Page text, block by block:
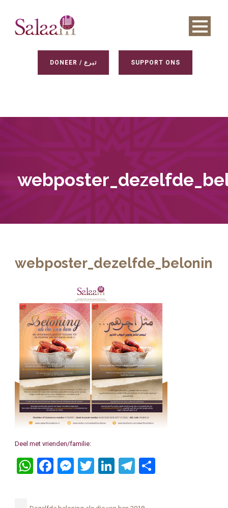
DONEER / تبرع SUPPORT ONS
Deel met vrienden/familie:
WhatsApp
Facebook
Messenger
Twitter
LinkedIn
Telegram